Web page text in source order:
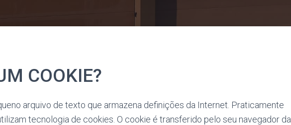
COOKIE?
arquivo de texto que armazena definições da Internet. Praticamente
tecnologia de cookies. O cookie é transferido pelo seu navegador da